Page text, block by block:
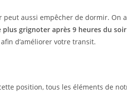
aussi empêcher de dormir. On
plus grignoter après 9 heures du
afin d’améliorer votre transit.
position, tous les éléments de